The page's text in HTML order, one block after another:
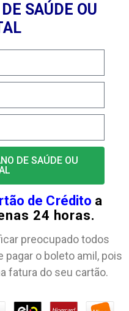
SAÚDE OU
DE SAÚDE OU
de Crédito a
24 horas.
preocupado todos
o boleto amil, pois
fatura do seu cartão.